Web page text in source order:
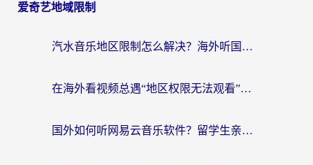
爱奇艺地域限制
汽水音乐地区限制怎么解决？海外听国内音乐的实用指南来了
在海外看视频总遇“地区权限无法观看”？这篇攻略帮你轻松解锁国内影视动漫
国外如何听网易云音乐软件？留学生亲测有效的回国加速方案